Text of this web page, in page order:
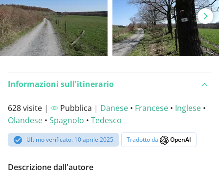
Informazioni sull'itinerario
628 visite | Pubblica | Danese • Francese • Inglese •
Olandese • Spagnolo • Tedesco
Ultimo verificato: 10 aprile 2025 Tradotto da OpenAI
Descrizione dall'autore